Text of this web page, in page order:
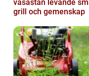
vasastan levande smaker,
grill och gemenskap